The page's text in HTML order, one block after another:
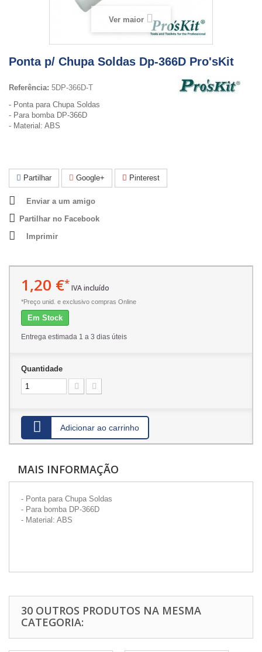
Ver maior
Ponta p/ Chupa Soldas Dp-366D Pro'sKit
Referência: 5DP-366D-T
- Ponta para Chupa Soldas
- Para bomba DP-366D
- Material: ABS
Partilhar Google+ Pinterest
Enviar a um amigo
Partilhar no Facebook
Imprimir
1,20 €*IVA incluído
*Preço unid. e exclusivo compras Online
Em Stock
Entrega estimada 1 a 3 dias úteis
Quantidade
Adicionar ao carrinho
MAIS INFORMAÇÃO
- Ponta para Chupa Soldas
- Para bomba DP-366D
- Material: ABS
30 OUTROS PRODUTOS NA MESMA
CATEGORIA: